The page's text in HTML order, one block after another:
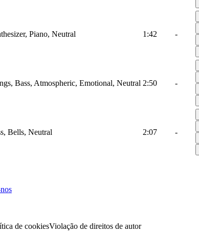
Piano, Neutral 1:42 -
Bass, Atmospheric, Emotional, Neutral 2:50 -
Bells, Neutral 2:07 -
de cookiesViolação de direitos de autor